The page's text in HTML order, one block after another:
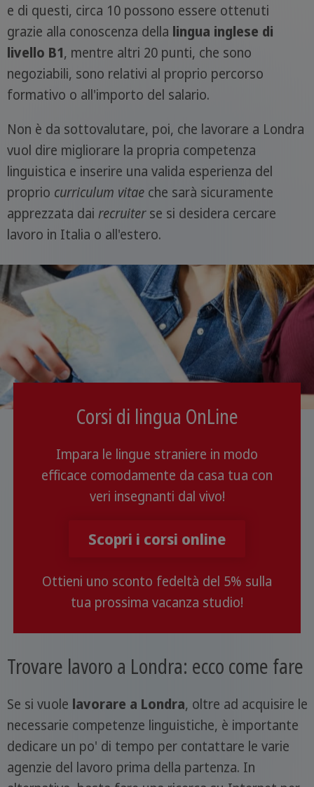
e di questi, circa 10 possono essere ottenuti
grazie alla conoscenza della lingua inglese di
livello B1, mentre altri 20 punti, che sono
negoziabili, sono relativi al proprio percorso
formativo o all'importo del salario.
Non è da sottovalutare, poi, che lavorare a Londra
vuol dire migliorare la propria competenza
linguistica e inserire una valida esperienza del
proprio curriculum vitaeche sarà sicuramente
apprezzata dai recruiterse si desidera cercare
lavoro in Italia o all'estero.
Corsi di lingua OnLine
Impara le lingue straniere in modo
efficace comodamente da casa tua con
veri insegnanti dal vivo!
Scopri i corsi online
Ottieni uno sconto fedeltà del 5% sulla
tua prossima vacanza studio!
Trovare lavoro a Londra: ecco come fare
Se si vuole lavorare a Londra, oltre ad acquisire le
necessarie competenze linguistiche, è importante
dedicare un po' di tempo per contattare le varie
agenzie del lavoro prima della partenza. In